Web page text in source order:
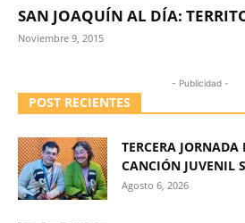
SAN JOAQUÍN AL DÍA:
Noviembre 9, 2015
- Publicidad -
POST RECIENTES
TERCERA
CANCIÓN JUVENIL
Agosto 6, 2026